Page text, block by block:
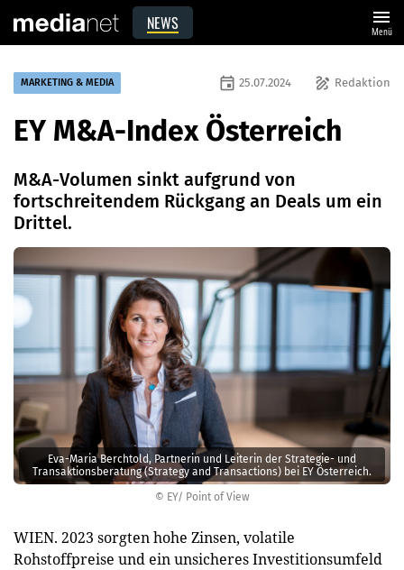
NEWS menu
Menü
© EY/ Point of View
Eva-Maria Berchtold, Partnerin und Leiterin der Strategie- und
Transaktionsberatung (Strategy and Transactions) bei EY Österreich.
MARKETING & MEDIA draw Redaktion
event 25.07.2024
EY M&A-Index Österreich
M&A-Volumen sinkt aufgrund von
fortschreitendem Rückgang an Deals um ein
Drittel.
WIEN. 2023 sorgten hohe Zinsen, volatile
Rohstoffpreise und ein unsicheres Investitionsumfeld